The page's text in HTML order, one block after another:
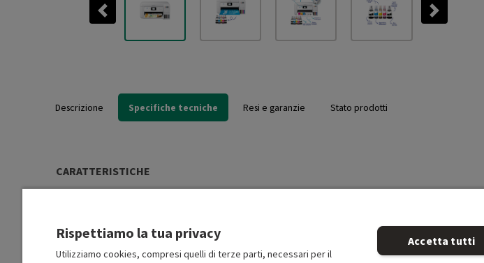
Previous Next
Descrizione Specifiche tecniche Resi e garanzie Stato prodotti
CARATTERISTICHE
Tecnologia di stampa Inkjet
Rispettiamo la tua privacy
Utilizziamo cookies, compresi quelli di terze parti, necessari per il
Accetta tutti